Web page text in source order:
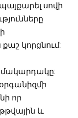
սովի
կորցնում:
մակարդակը:
որ
և